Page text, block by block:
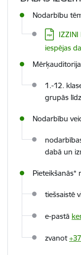
Nodarbību
iespējas
1.-12.
grupās
Nodarbību
dabā un
Pieteikšanās*
tiešsaistē
e-pastā
zvanot